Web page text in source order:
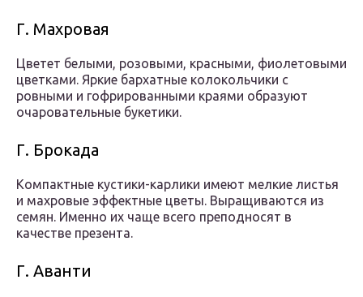
Г. Махровая
Цветет белыми, розовыми, красными, фиолетовыми
цветками. Яркие бархатные колокольчики с
ровными и гофрированными краями образуют
очаровательные букетики.
Г. Брокада
Компактные кустики-карлики имеют мелкие листья
и махровые эффектные цветы. Выращиваются из
семян. Именно их чаще всего преподносят в
качестве презента.
Г. Аванти